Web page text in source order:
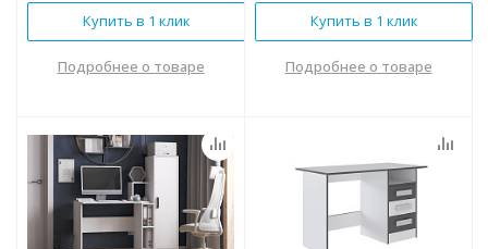
Купить в 1 клик
Подробнее о товаре
Купить в 1 клик
Подробнее о товаре